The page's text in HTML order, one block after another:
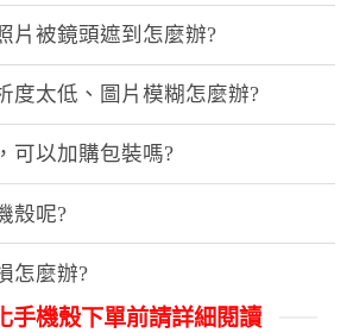
片被鏡頭遮到怎麼辦?
度太低、圖片模糊怎麼辦?
可以加購包裝嗎?
殼呢?
怎麼辦?
手機殼下單前請詳細閱讀